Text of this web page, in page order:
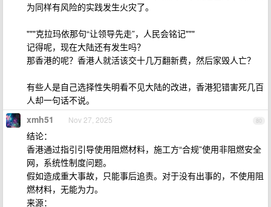
为同样有风险的实践发生火灾了。
"""克拉玛依那句“让领导先走”，人民会铭记"""
记得呢，现在大陆还有发生吗？
那香港的呢？香港人就活该交十几万翻新费，然后家毁人亡？
有些人是自己选择性失明看不见大陆的改进，香港犯错害死几百
人却一句话不说。
80
xmh51 Nov 27, 2025
结论：
香港通过指引引导使用阻燃材料，施工方“合规”使用非阻燃安全
网，系统性制度问题。
假如造成重大事故，只能事后追责。对于没有出事的，不使用阻
燃材料，无能为力。
来源：